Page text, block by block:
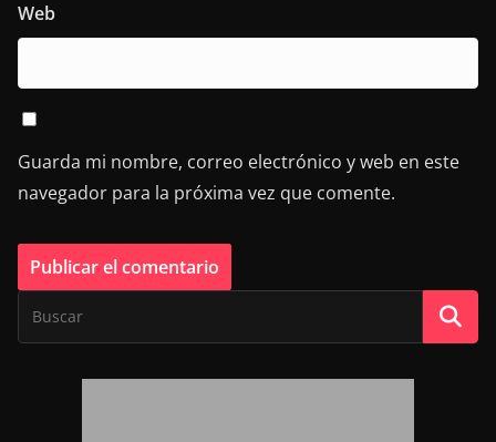
Web
Guarda mi nombre, correo electrónico y web en este
navegador para la próxima vez que comente.